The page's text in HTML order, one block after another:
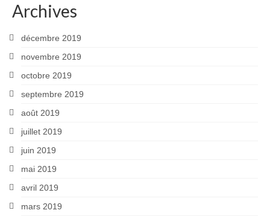
Archives
décembre 2019
novembre 2019
octobre 2019
septembre 2019
août 2019
juillet 2019
juin 2019
mai 2019
avril 2019
mars 2019